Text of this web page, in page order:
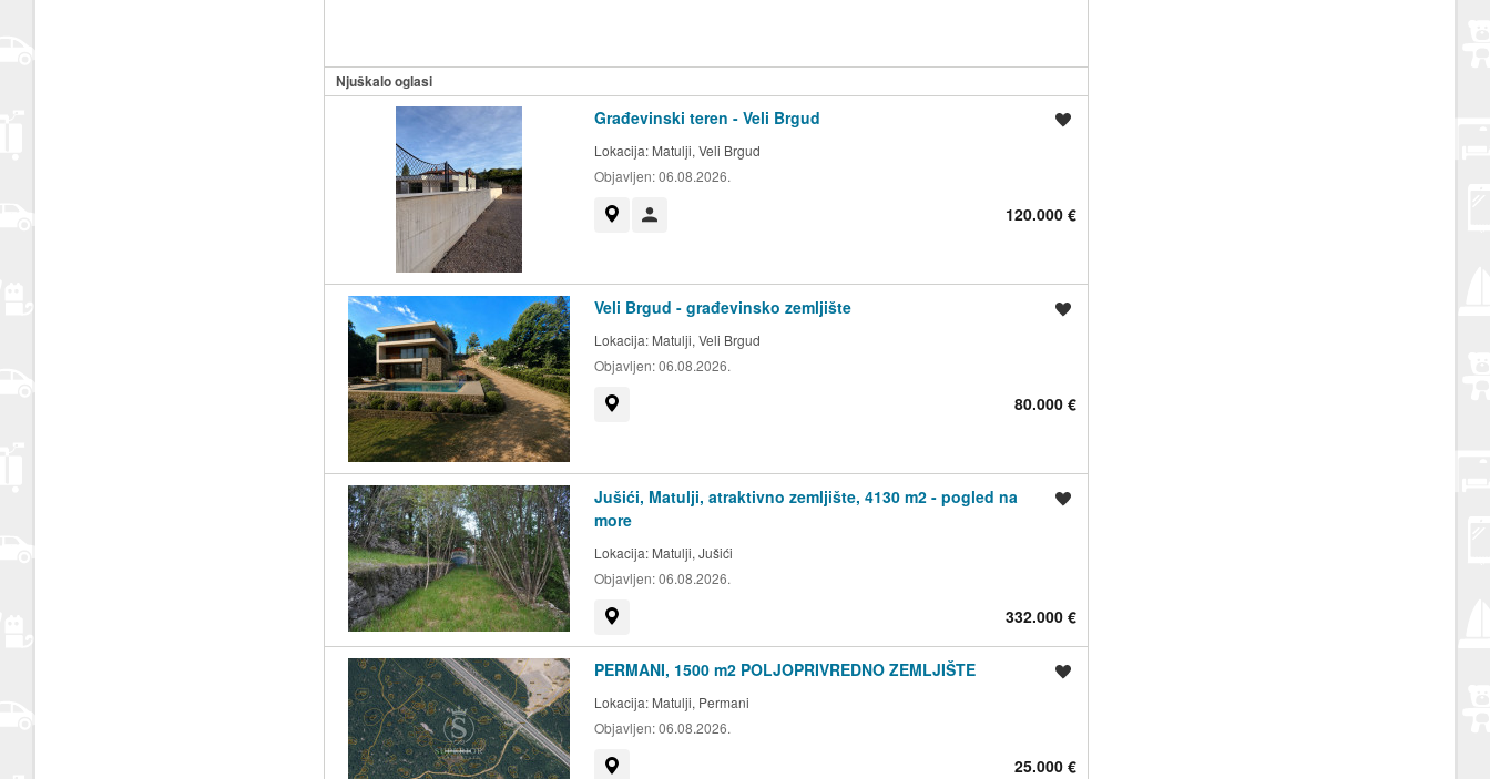
Njuškalo oglasi
Građevinski teren - Veli Brgud
Lokacija: Matulji, Veli Brgud
Objavljen:06.08.2026.
120.000 €
Veli Brgud - građevinsko zemljište
Lokacija: Matulji, Veli Brgud
Objavljen:06.08.2026.
80.000 €
Jušići, Matulji, atraktivno zemljište, 4130 m2 - pogled na
more
Lokacija: Matulji, Jušići
Objavljen:06.08.2026.
332.000 €
PERMANI, 1500 m2 POLJOPRIVREDNO ZEMLJIŠTE
Lokacija: Matulji, Permani
Objavljen:06.08.2026.
25.000 €